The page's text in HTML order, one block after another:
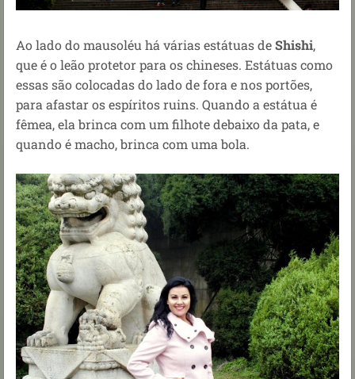
Ao lado do mausoléu há várias estátuas deShishi,
que é o leão protetor para os chineses. Estátuas como
essas são colocadas do lado de fora e nos portões,
para afastar os espíritos ruins. Quando a estátua é
fêmea, ela brinca com um filhote debaixo da pata, e
quando é macho, brinca com uma bola.